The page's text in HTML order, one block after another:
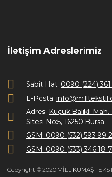
İletişim Adreslerimiz
Sabit Hat: 0090 (224)
E-Posta:
Adres: Küçük Balıklı
Sitesi No:5, 16250 Bursa
GSM: 0090 (532) 593 99
GSM: 0090 (533) 346 18
Copyright © 2020 MİLL KUMAŞ